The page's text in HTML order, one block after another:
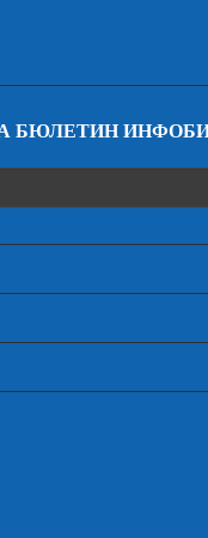
БЮЛЕТИН